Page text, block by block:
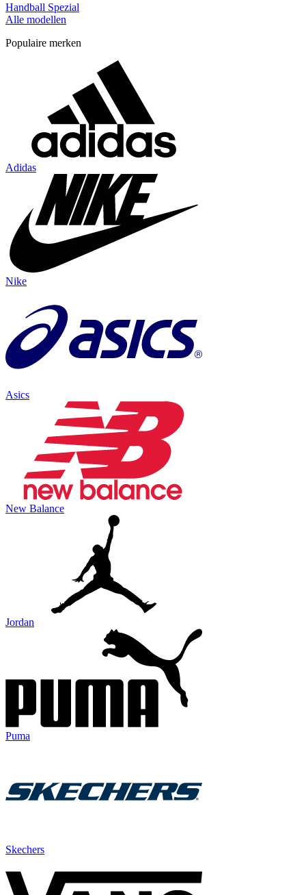
Handball Spezial
Alle modellen
Populaire merken
Adidas
Nike
Asics
New Balance
Jordan
Puma
Skechers